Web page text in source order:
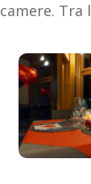
camere. Tra